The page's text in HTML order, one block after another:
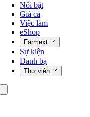
Nổi bật
Giá cả
Việc làm
eShop
Farmext
Sự kiện
Danh bạ
Thư viện